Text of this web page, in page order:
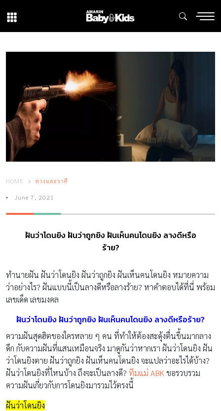
HOME ดวงและราศี
June 7, 2021
ฝันว่าโดนยิง ฝันว่าถูกยิง ฝันเห็นคนโดนยิง ลางดีหรือ
ร้าย?
ทำนายฝัน ฝันว่าโดนยิง ฝันว่าถูกยิง ฝันเห็นคนโดนยิง หมายความ
ว่าอย่างไร? ฝันแบบนี้เป็นลางดีหรือลางร้าย? หาคำตอบได้ที่นี่ พร้อม
เลขเด็ด เลขมงคล
ฝันว่าโดนยิง ฝันว่าถูกยิง ฝันเห็นคนโดนยิง ลางดีหรือร้าย?
ความฝันสุดฮิตของใครหลาย ๆ คน ที่ทำให้ต้องสะดุ้งตื่นขึ้นมากลาง
ดึก กับความฝันที่แสนเหมือนจริง มาดูกันว่าหากเรา ฝันว่าโดนยิง ฝัน
ว่าโดนยิงตาย ฝันว่าถูกยิง ฝันเห็นคนโดนยิง จะแปลว่าอะไรได้บ้าง?
ฝันว่าโดนยิงที่ไหนบ้าง ถึงจะเป็นลางดี? ทีมแม่ ABK ขอรวบรวม
ความฝันเกี่ยวกับการโดนยิงมารวมไว้ตรงนี้
ฝันว่าโดนยิง